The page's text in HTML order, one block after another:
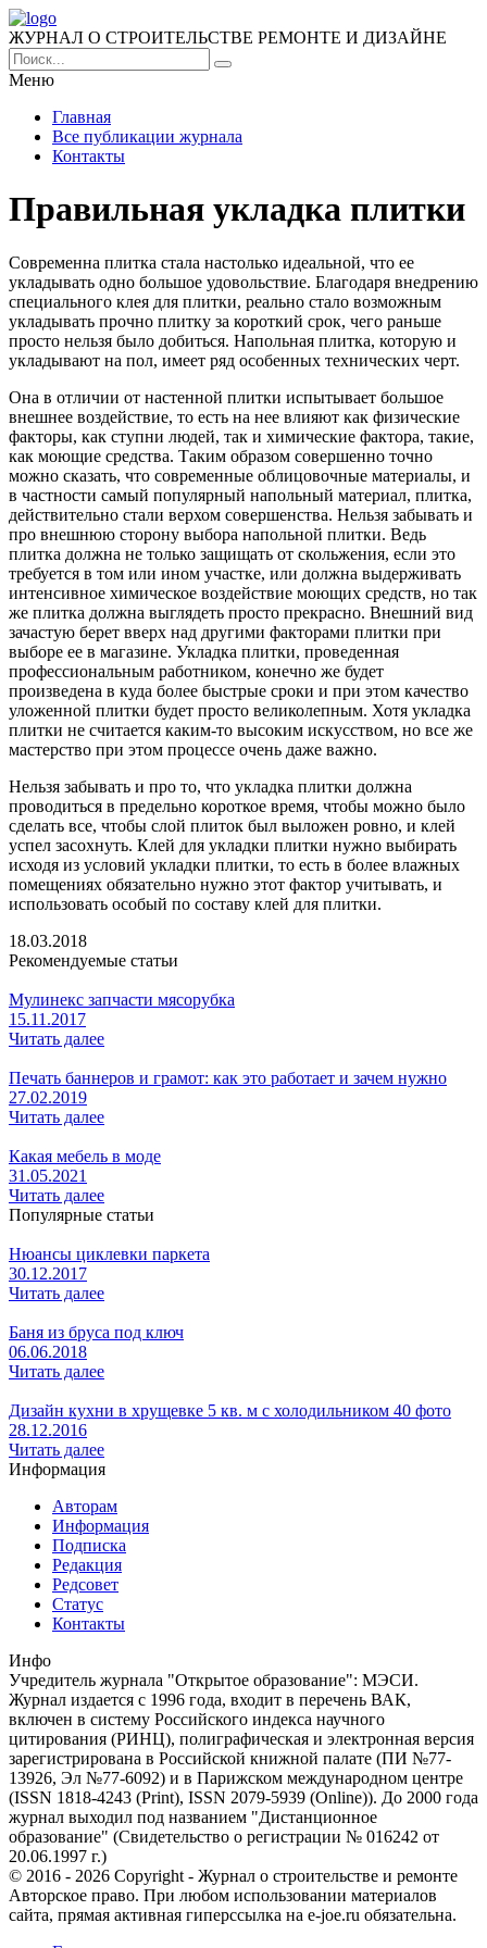
ЖУРНАЛ О СТРОИТЕЛЬСТВЕ РЕМОНТЕ И ДИЗАЙНЕ
Меню
Главная
Все публикации журнала
Контакты
Правильная укладка плитки
Современна плитка стала настолько идеальной, что ее
укладывать одно большое удовольствие. Благодаря внедрению
специального клея для плитки, реально стало возможным
укладывать прочно плитку за короткий срок, чего раньше
просто нельзя было добиться. Напольная плитка, которую и
укладывают на пол, имеет ряд особенных технических черт.
Она в отличии от настенной плитки испытывает большое
внешнее воздействие, то есть на нее влияют как физические
факторы, как ступни людей, так и химические фактора, такие,
как моющие средства. Таким образом совершенно точно
можно сказать, что современные облицовочные материалы, и
в частности самый популярный напольный материал, плитка,
действительно стали верхом совершенства. Нельзя забывать и
про внешнюю сторону выбора напольной плитки. Ведь
плитка должна не только защищать от скольжения, если это
требуется в том или ином участке, или должна выдерживать
интенсивное химическое воздействие моющих средств, но так
же плитка должна выглядеть просто прекрасно. Внешний вид
зачастую берет вверх над другими факторами плитки при
выборе ее в магазине. Укладка плитки, проведенная
профессиональным работником, конечно же будет
произведена в куда более быстрые сроки и при этом качество
уложенной плитки будет просто великолепным. Хотя укладка
плитки не считается каким-то высоким искусством, но все же
мастерство при этом процессе очень даже важно.
Нельзя забывать и про то, что укладка плитки должна
проводиться в предельно короткое время, чтобы можно было
сделать все, чтобы слой плиток был выложен ровно, и клей
успел засохнуть. Клей для укладки плитки нужно выбирать
исходя из условий укладки плитки, то есть в более влажных
помещениях обязательно нужно этот фактор учитывать, и
использовать особый по составу клей для плитки.
18.03.2018
Рекомендуемые статьи
Мулинекс запчасти мясорубка
15.11.2017
Читать далее
Печать баннеров и грамот: как это работает и зачем нужно
27.02.2019
Читать далее
Какая мебель в моде
31.05.2021
Читать далее
Популярные статьи
Нюансы циклевки паркета
30.12.2017
Читать далее
Баня из бруса под ключ
06.06.2018
Читать далее
Дизайн кухни в хрущевке 5 кв. м с холодильником 40 фото
28.12.2016
Читать далее
Информация
Авторам
Информация
Подписка
Редакция
Редсовет
Статус
Контакты
Инфо
Учредитель журнала "Открытое образование": МЭСИ.
Журнал издается с 1996 года, входит в перечень ВАК,
включен в систему Российского индекса научного
цитирования (РИНЦ), полиграфическая и электронная версия
зарегистрирована в Российской книжной палате (ПИ №77-
13926, Эл №77-6092) и в Парижском международном центре
(ISSN 1818-4243 (Print), ISSN 2079-5939 (Online)). До 2000 года
журнал выходил под названием "Дистанционное
образование" (Свидетельство о регистрации № 016242 от
20.06.1997 г.)
© 2016 - 2026 Copyright - Журнал о строительстве и ремонте
Авторское право. При любом использовании материалов
сайта, прямая активная гиперссылка на e-joe.ru обязательна.